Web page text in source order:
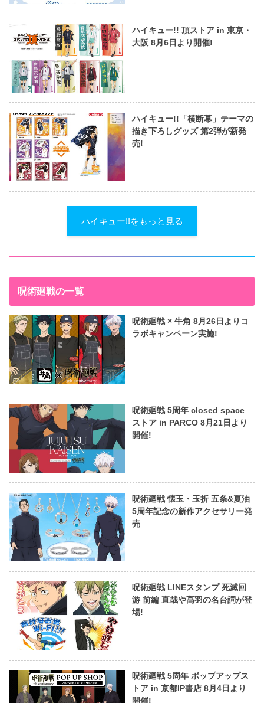
ハイキュー!! 頂ストア in 東京・
大阪 8月6日より開催!
ハイキュー!!「横断幕」テーマの
描き下ろしグッズ 第2弾が新発
売!
ハイキュー!!をもっと見る
呪術廻戦の一覧
呪術廻戦 × 牛角 8月26日よりコ
ラボキャンペーン実施!
呪術廻戦 5周年 closed space
ストア in PARCO 8月21日より
開催!
呪術廻戦 懐玉・玉折 五条&夏油
5周年記念の新作アクセサリー発
売
呪術廻戦 LINEスタンプ 死滅回
游 前編 直哉や髙羽の名台詞が登
場!
呪術廻戦 5周年 ポップアップス
トア in 京都IP書店 8月4日より
開催!